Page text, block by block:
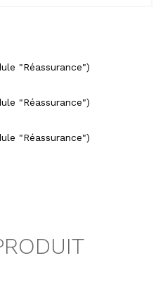
"Réassurance")
"Réassurance")
"Réassurance")